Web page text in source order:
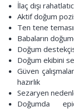
İlaç dışı
Aktif doğum
Ten tene
Babaların
Doğum
Doğum ekibini
Güven
hazırlık
Sezaryen
Doğumda